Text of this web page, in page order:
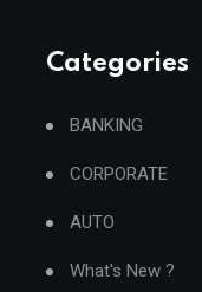
Categories
BANKING
CORPORATE
AUTO
What's New ?